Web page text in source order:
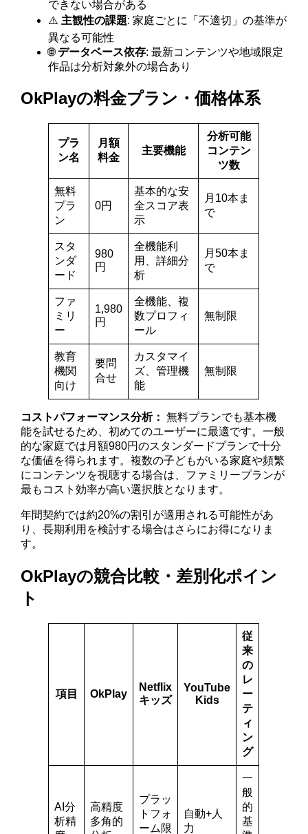
できない場合がある
⚠️ 主観性の課題: 家庭ごとに「不適切」の基準が
異なる可能性
🌐データベース依存: 最新コンテンツや地域限定
作品は分析対象外の場合あり
OkPlayの料金プラン・価格体系
プラ
ン名
月額
料金
主要機能
分析可能
コンテン
ツ数
無料
プラ
ン
0円
基本的な安
全スコア表
示
月10本ま
で
スタ
ンダ
ード
980
円
全機能利
用、詳細分
析
月50本ま
で
ファ
ミリ
ー
1,980
円
全機能、複
数プロフィ
ール
無制限
教育
機関
向け
要問
合せ
カスタマイ
ズ、管理機
能
無制限
コストパフォーマンス分析： 無料プランでも基本機
能を試せるため、初めてのユーザーに最適です。一般
的な家庭では月額980円のスタンダードプランで十分
な価値を得られます。複数の子どもがいる家庭や頻繁
にコンテンツを視聴する場合は、ファミリープランが
最もコスト効率が高い選択肢となります。
年間契約では約20%の割引が適用される可能性があ
り、長期利用を検討する場合はさらにお得になりま
す。
OkPlayの競合比較・差別化ポイン
ト
項目 OkPlay
Netflix
キッズ
YouTube
Kids
従
来
の
レ
ー
テ
ィ
ン
グ
AI分
析精
高精度
多角的
プラッ
トフォ
ーム限
自動+人
力
一
般
的
基